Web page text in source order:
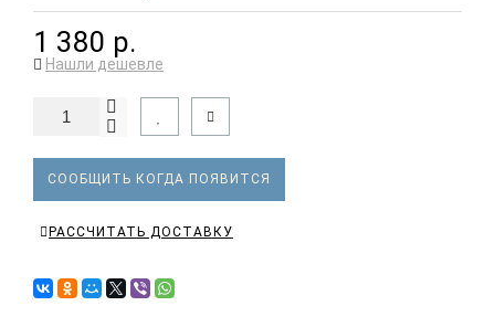
1 380 р.
Нашли дешевле
СООБЩИТЬ КОГДА ПОЯВИТСЯ
РАССЧИТАТЬ ДОСТАВКУ